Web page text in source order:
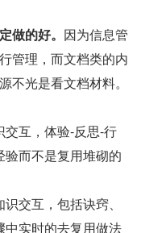
做的好。 因为信息管
管理，而文档类的内
不光是看文档材料。
互，体验-反思-行
而不是复用堆砌的
交互，包括诀窍、
实时的去复用做法